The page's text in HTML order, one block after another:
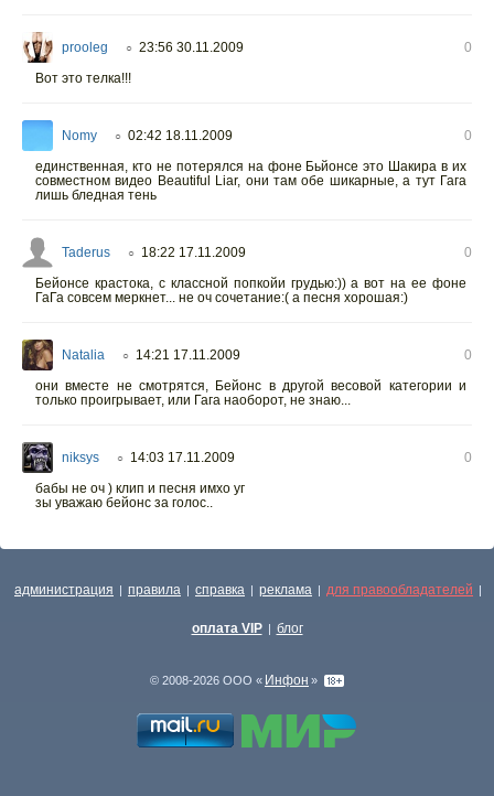
prooleg ○ 23:56 30.11.2009
0
Вот это телка!!!
Nomy ○ 02:42 18.11.2009
0
единственная, кто не потерялся на фоне Бьйонсе это Шакира в их
совместном видео Beautiful Liar, они там обе шикарные, а тут Гага
лишь бледная тень
Taderus ○ 18:22 17.11.2009
0
Бейонсе крастока, с классной попкойи грудью:)) а вот на ее фоне
ГаГа совсем меркнет... не оч сочетание:( а песня хорошая:)
Natalia ○ 14:21 17.11.2009
0
они вместе не смотрятся, Бейонс в другой весовой категории и
только проигрывает, или Гага наоборот, не знаю...
niksys ○ 14:03 17.11.2009
0
бабы не оч ) клип и песня имхо уг
зы уважаю бейонс за голос..
администрация | правила | справка | реклама | для правообладателей |
оплата VIP | блог
© 2008-2026 ООО « Инфон »